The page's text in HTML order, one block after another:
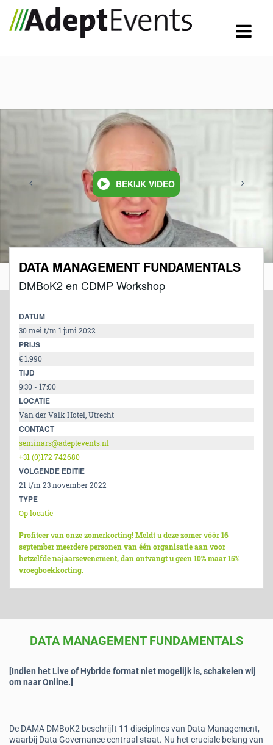
BEKIJK VIDEO
DATA MANAGEMENT FUNDAMENTALS
DMBoK2 en CDMP Workshop
DATUM
30 mei t/m 1 juni 2022
PRIJS
€ 1.990
TIJD
9:30 - 17:00
LOCATIE
Van der Valk Hotel, Utrecht
CONTACT
seminars@adeptevents.nl
+31 (0)172 742680
VOLGENDE EDITIE
21 t/m 23 november 2022
TYPE
Op locatie
Profiteer van onze zomerkorting! Meldt u deze zomer vóór 16
september meerdere personen van één organisatie aan voor
hetzelfde najaarsevenement, dan ontvangt u geen 10% maar 15%
vroegboekkorting.
DATA MANAGEMENT FUNDAMENTALS
[Indien het Live of Hybride format niet mogelijk is, schakelen wij
om naar Online.]
De DAMA DMBoK2 beschrijft 11 disciplines van Data Management,
waarbij Data Governance centraal staat. Nu het cruciale belang van